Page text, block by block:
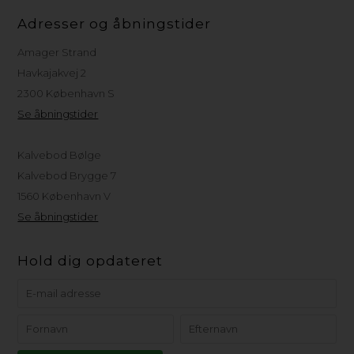
Adresser og åbningstider
Amager Strand
Havkajakvej 2
2300 København S
Se åbningstider
Kalvebod Bølge
Kalvebod Brygge 7
1560 København V
Se åbningstider
Hold dig opdateret